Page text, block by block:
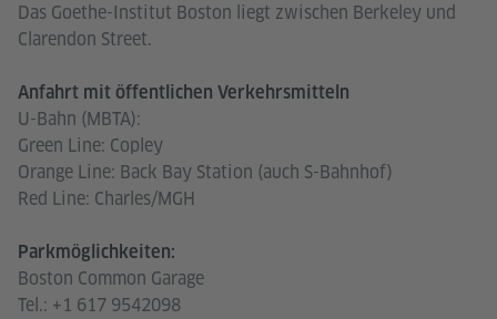
Das Goethe-Institut Boston liegt zwischen Berkeley und
Clarendon Street.
Anfahrt mit öffentlichen Verkehrsmitteln
U-Bahn (MBTA):
Green Line: Copley
Orange Line: Back Bay Station (auch S-Bahnhof)
Red Line: Charles/MGH
Parkmöglichkeiten:
Boston Common Garage
Tel.: +1 617 9542098